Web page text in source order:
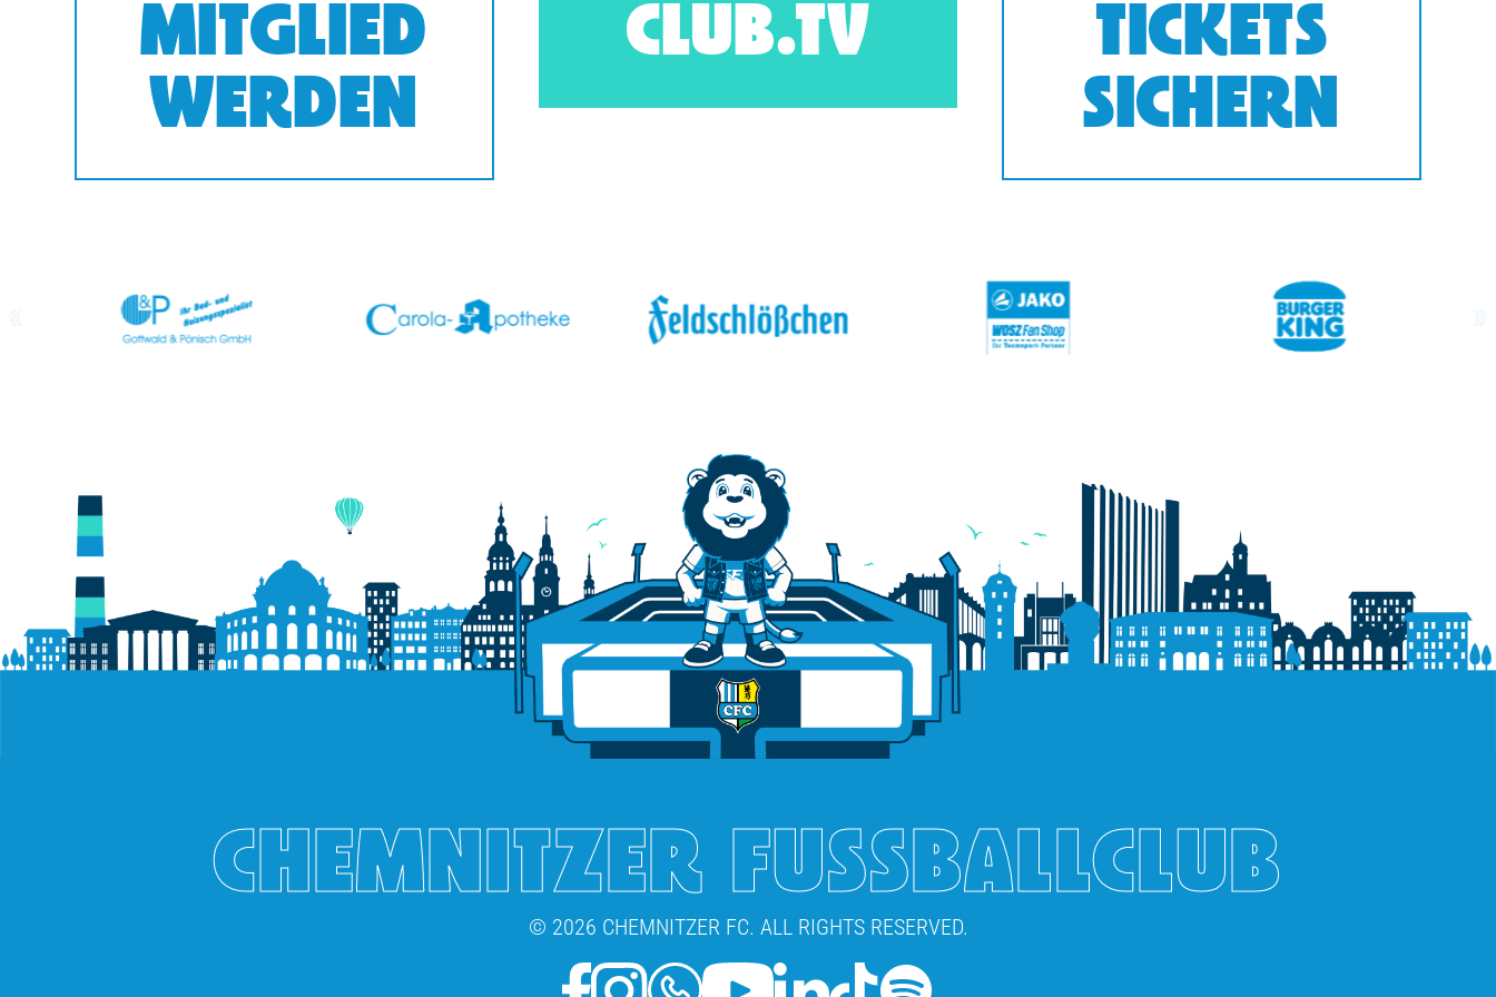
MITGLIED
WERDEN
CLUB.TV
TICKETS
SICHERN
prev next
CHEMNITZER FUSSBALLCLUB
© 2026 CHEMNITZER FC. ALL RIGHTS RESERVED.